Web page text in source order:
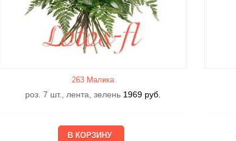
263 Малика
роз. 7 шт., лента, зелень 1969 руб.